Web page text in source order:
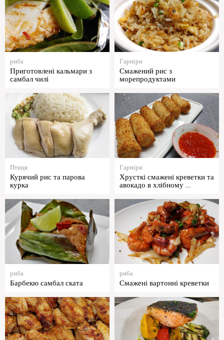
риба
Приготовлені кальмари з
самбал чилі
Гарніри
Смажений рис з
морепродуктами
Птиця
Курячий рис та парова
курка
Гарніри
Хрусткі смажені креветки та
авокадо в хлібному …
риба
Барбекю самбал ската
риба
Смажені вартонні креветки